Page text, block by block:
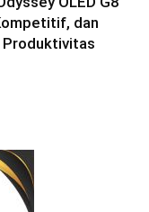
dan
Produktivitas